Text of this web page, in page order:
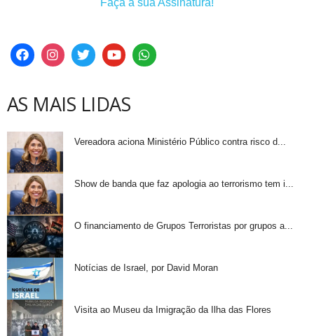
Faça a sua Assinatura!
AS MAIS LIDAS
Vereadora aciona Ministério Público contra risco d...
Show de banda que faz apologia ao terrorismo tem i...
O financiamento de Grupos Terroristas por grupos a...
Notícias de Israel, por David Moran
Visita ao Museu da Imigração da Ilha das Flores